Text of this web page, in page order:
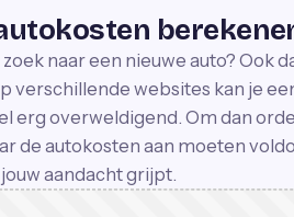
naar een nieuwe auto? Ook
verschillende websites kan je
erg overweldigend. Om dan
de autokosten aan moeten
aandacht grijpt.